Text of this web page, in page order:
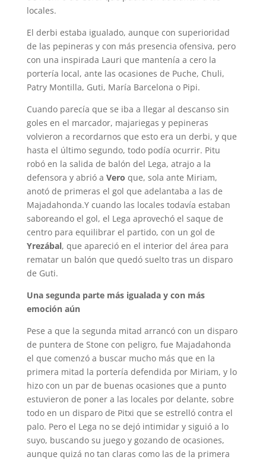
locales.
El derbi estaba igualado, aunque con superioridad
de las pepineras y con más presencia ofensiva, pero
con una inspirada Lauri que mantenía a cero la
portería local, ante las ocasiones de Puche, Chuli,
Patry Montilla, Guti, María Barcelona o Pipi.
Cuando parecía que se iba a llegar al descanso sin
goles en el marcador, majariegas y pepineras
volvieron a recordarnos que esto era un derbi, y que
hasta el último segundo, todo podía ocurrir. Pitu
robó en la salida de balón del Lega, atrajo a la
defensora y abrió a Vero que, sola ante Miriam,
anotó de primeras el gol que adelantaba a las de
Majadahonda.Y cuando las locales todavía estaban
saboreando el gol, el Lega aprovechó el saque de
centro para equilibrar el partido, con un gol de
Yrezábal, que apareció en el interior del área para
rematar un balón que quedó suelto tras un disparo
de Guti.
Una segunda parte más igualada y con más
emoción aún
Pese a que la segunda mitad arrancó con un disparo
de puntera de Stone con peligro, fue Majadahonda
el que comenzó a buscar mucho más que en la
primera mitad la portería defendida por Miriam, y lo
hizo con un par de buenas ocasiones que a punto
estuvieron de poner a las locales por delante, sobre
todo en un disparo de Pitxi que se estrelló contra el
palo. Pero el Lega no se dejó intimidar y siguió a lo
suyo, buscando su juego y gozando de ocasiones,
aunque quizá no tan claras como las de la primera